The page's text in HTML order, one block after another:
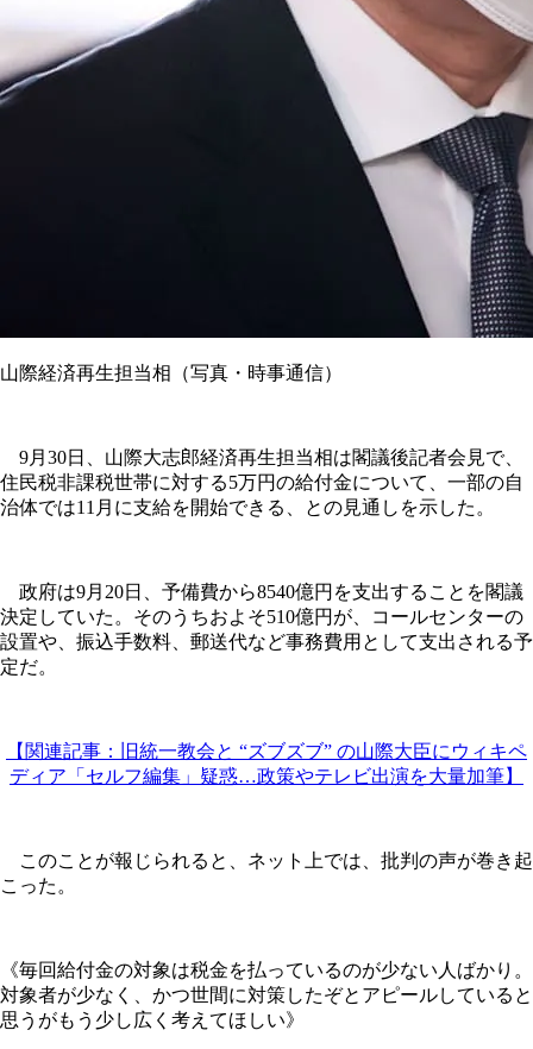
山際経済再生担当相（写真・時事通信）
9月30日、山際大志郎経済再生担当相は閣議後記者会見で、
住民税非課税世帯に対する5万円の給付金について、一部の自
治体では11月に支給を開始できる、との見通しを示した。
政府は9月20日、予備費から8540億円を支出することを閣議
決定していた。そのうちおよそ510億円が、コールセンターの
設置や、振込手数料、郵送代など事務費用として支出される予
定だ。
【関連記事：旧統一教会と “ズブズブ” の山際大臣にウィキペ
ディア「セルフ編集」疑惑…政策やテレビ出演を大量加筆】
このことが報じられると、ネット上では、批判の声が巻き起
こった。
《毎回給付金の対象は税金を払っているのが少ない人ばかり。
対象者が少なく、かつ世間に対策したぞとアピールしていると
思うがもう少し広く考えてほしい》